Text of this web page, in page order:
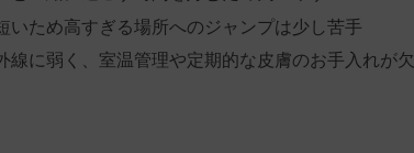
いため高すぎる場所へのジャンプは少し苦手
に弱く、室温管理や定期的な皮膚のお手入れが欠